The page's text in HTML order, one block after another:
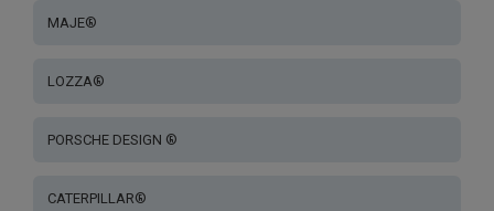
MAJE®
LOZZA®
PORSCHE DESIGN ®
CATERPILLAR®